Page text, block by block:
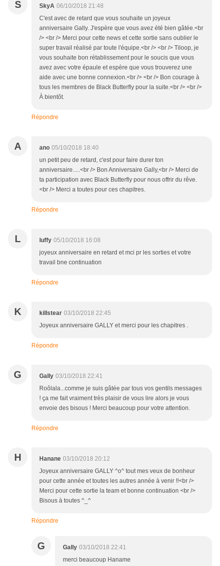
S SkyA 06/10/2018 21:48
C'est avec de retard que vous souhaite un joyeux
anniversaire Gally. J'espère que vous avez été bien gâtée.<br
/> <br /> Merci pour cette news et cette sortie sans oublier le
super travail réalisé par toute l'équipe.<br /> <br /> Tiloop, je
vous souhaite bon rétablissement pour le soucis que vous
avez avec votre épaule et espère que vous trouverez une
aide avec une bonne connexion.<br /> <br /> Bon courage à
tous les membres de Black Butterfly pour la suite.<br /> <br />
À bientôt.
Répondre
A ano 05/10/2018 18:40
un petit peu de retard, c'est pour faire durer ton
anniversaire.....<br /> Bon Anniversaire Gally,<br /> Merci de
ta participation avec Black Butterfly pour nous offrir du rêve.
<br /> Merci a toutes pour ces chapitres.
Répondre
L luffy 05/10/2018 16:08
joyeux anniversaire en retard et mci pr les sorties et votre
travail bne continuation
Répondre
K killstear 03/10/2018 22:45
Joyeux anniversaire GALLY et merci pour les chapitres .
Répondre
G Gally 03/10/2018 22:41
Roôlala...comme je suis gâtée par tous vos gentils messages
! ça me fait vraiment très plaisir de vous lire alors je vous
envoie des bisous ! Merci beaucoup pour votre attention.
Répondre
H Hanane 03/10/2018 20:12
Joyeux anniversaire GALLY ^o^ tout mes veux de bonheur
pour cette année et toutes les autres année à venir !!<br />
Merci pour cette sortie la team et bonne continuation <br />
Bisous à toutes ^_^
Répondre
G Gally 03/10/2018 22:41
merci beaucoup Haname